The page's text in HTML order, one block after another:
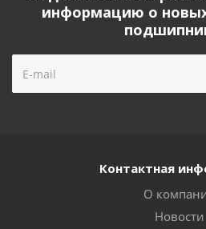
информацию о
Контактная
О
Новости